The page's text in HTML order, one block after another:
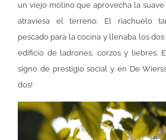
un viejo molino que aprovecha la
atraviesa el terreno. El riachuelo
pescado para la cocina y llenaba los
edificio de ladrones, corzos y liebres.
signo de prestigio social y en De
dos!